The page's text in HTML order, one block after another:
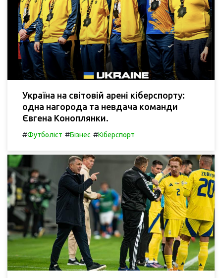
Україна на світовій арені кіберспорту:
одна нагорода та невдача команди
Євгена Коноплянки.
#Футболіст #Бізнес #Кіберспорт